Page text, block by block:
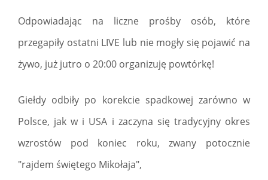
Odpowiadając na liczne prośby osób, które
przegapiły ostatni LIVE lub nie mogły się pojawić na
żywo, już jutro o 20:00 organizuję powtórkę!
Giełdy odbiły po korekcie spadkowej zarówno w
Polsce, jak w i USA i zaczyna się tradycyjny okres
wzrostów pod koniec roku, zwany potocznie
"rajdem świętego Mikołaja",